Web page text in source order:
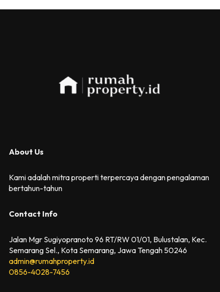
About Us
Kami adalah mitra properti terpercaya dengan pengalaman
bertahun-tahun
Contact Info
Jalan Mgr Sugiyopranoto 96 RT/RW 01/01, Bulustalan, Kec.
Semarang Sel., Kota Semarang, Jawa Tengah 50246
admin@rumahproperty.id
0856-4028-7456